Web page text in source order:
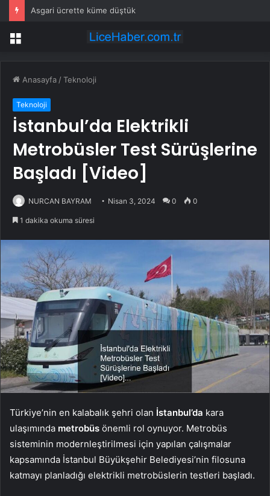
Asgari ücrette küme düştük
Menü
Anasayfa /Teknoloji
Teknoloji
İstanbul’da Elektrikli
Metrobüsler Test Sürüşlerine
Başladı [Video]
NURCAN BAYRAM Nisan 3, 2024 0 0
1 dakika okuma süresi
Türkiye’nin en kalabalık şehri olan İstanbul’da kara
ulaşımında metrobüs önemli rol oynuyor. Metrobüs
sisteminin modernleştirilmesi için yapılan çalışmalar
kapsamında İstanbul Büyükşehir Belediyesi’nin filosuna
katmayı planladığı elektrikli metrobüslerin testleri başladı.